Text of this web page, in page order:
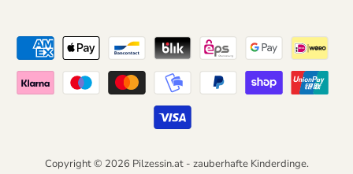
Copyright © 2026 Pilzessin.at - zauberhafte Kinderdinge.